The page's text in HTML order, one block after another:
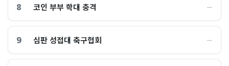
8 코인 부부 학대 충격 ―
9 심판 성접대 축구협회 ―